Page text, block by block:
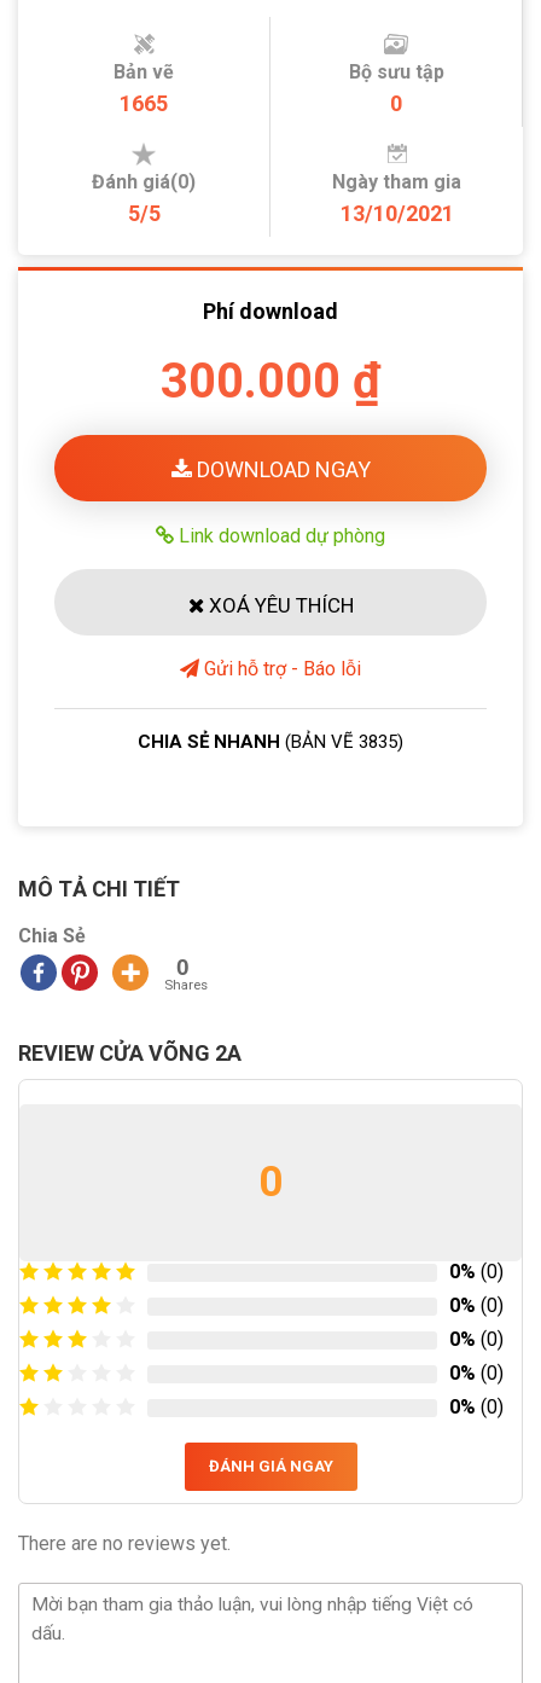
Bản vẽ
1665
Bộ sưu tập
0
Đánh giá(0)
5/5
Ngày tham gia
13/10/2021
Phí download
300.000 ₫
DOWNLOAD NGAY
Link download dự phòng
XOÁ YÊU THÍCH
Gửi hỗ trợ - Báo lỗi
CHIA SẺ NHANH (BẢN VẼ 3835)
MÔ TẢ CHI TIẾT
Chia Sẻ
0
Shares
REVIEW CỬA VÕNG 2A
0
0% (0)
0% (0)
0% (0)
0% (0)
0% (0)
ĐÁNH GIÁ NGAY
There are no reviews yet.